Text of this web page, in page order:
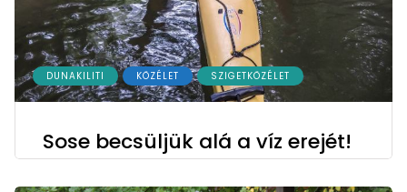
DUNAKILITI KÖZÉLET SZIGETKÖZÉLET
Sose becsüljük alá a víz erejét!